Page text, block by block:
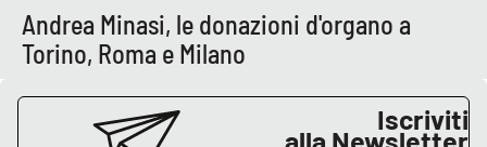
Lamezia Terme
PROGETTI
SPECIALI
Andrea Minasi, le donazioni d'organo a
Torino, Roma e Milano
Iscriviti